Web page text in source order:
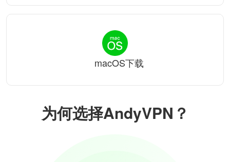
为何选择AndyVPN？
macOS下载